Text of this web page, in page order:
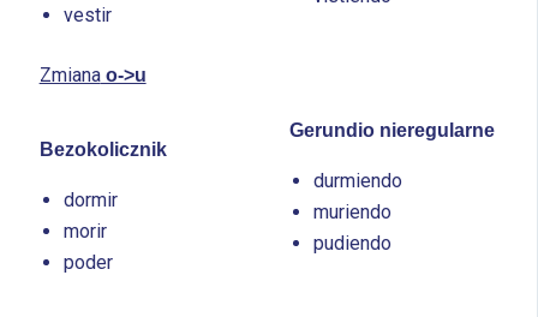
vestir
Zmianao->u
Bezokolicznik
dormir
morir
poder
Gerundio nieregularne
durmiendo
muriendo
pudiendo